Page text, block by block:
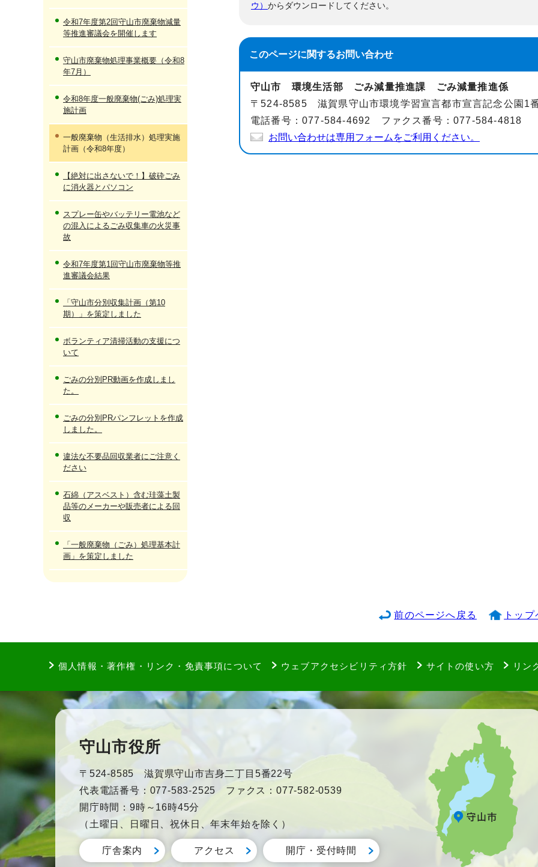
ウ） からダウンロードしてください。
このページに関するお問い合わせ
守山市 環境生活部 ごみ減量推進課 ごみ減量推進係
〒524-8585 滋賀県守山市環境学習宣言都市宣言記念公園1
電話番号：077-584-4692 ファクス番号：077-584-4818
お問い合わせは専用フォームをご利用ください。
令和7年度第2回守山市廃棄物減量
等推進審議会を開催します
守山市廃棄物処理事業概要（令和8
年7月）
令和8年度一般廃棄物(ごみ)処理実
施計画
一般廃棄物（生活排水）処理実施
計画（令和8年度）
【絶対に出さないで！】破砕ごみ
に消火器とパソコン
スプレー缶やバッテリー電池など
の混入によるごみ収集車の火災事
故
令和7年度第1回守山市廃棄物等推
進審議会結果
「守山市分別収集計画（第10
期）」を策定しました
ボランティア清掃活動の支援につ
いて
ごみの分別PR動画を作成しまし
た。
ごみの分別PRパンフレットを作成
しました。
違法な不要品回収業者にご注意く
ださい
石綿（アスベスト）含む珪藻土製
品等のメーカーや販売者による回
収
「一般廃棄物（ごみ）処理基本計
画」を策定しました
前のページへ戻る トッ
個人情報・著作権・リンク・免責事項について ウェブアクセシビリティ方針 サイトの使い方 リン
守山市役所
〒524-8585 滋賀県守山市吉身二丁目5番22号
代表電話番号：077-583-2525 ファクス：077-582-0539
開庁時間：9時～16時45分
（土曜日、日曜日、祝休日、年末年始を除く）
庁舎案内 アクセス 開庁・受付時間